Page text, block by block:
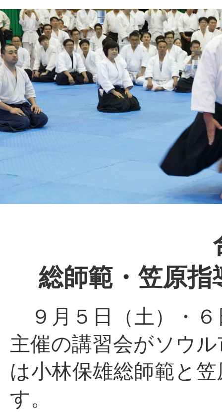
総師範・笠原
９月５日（土）・６
主催の講習会がソウ
は小林保雄総師範と
す。